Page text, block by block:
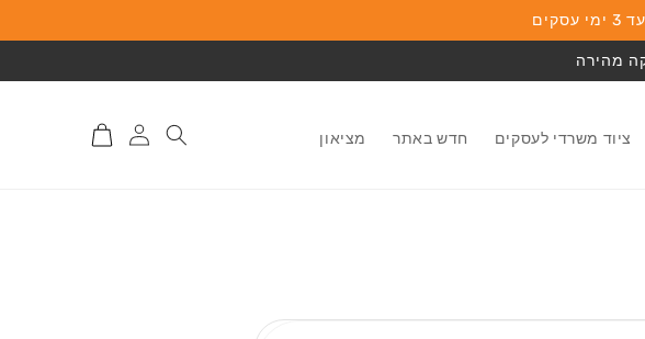
ציוד משרדי לעסקים חדש באתר מציאון
התחברות
לאתר
סל
קניות